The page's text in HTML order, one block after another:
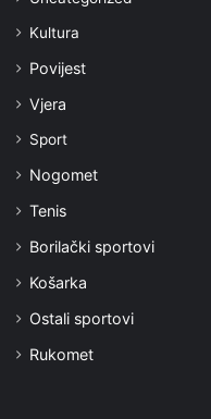
Kultura
Povijest
Vjera
Sport
Nogomet
Tenis
Borilački sportovi
Košarka
Ostali sportovi
Rukomet